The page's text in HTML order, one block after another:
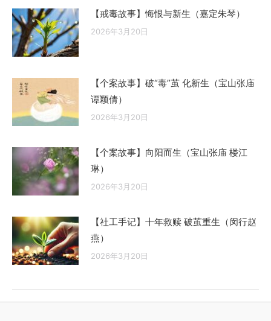
【戒毒故事】悔恨与新生（嘉定朱琴）
2026年3月20日
【个案故事】破“毒”茧 化新生（宝山张庙
谭颖倩）
2026年3月20日
【个案故事】向阳而生（宝山张庙 楼江
琳）
2026年3月20日
【社工手记】十年救赎 破茧重生（闵行赵
燕）
2026年3月20日